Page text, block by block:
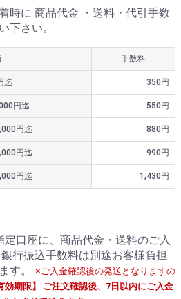
時に 商品代金 ・送料・代引手数
下さい。
手数料
迄 350円
円迄 550円
円迄 880円
円迄 990円
円迄 1,430円
定口座に、商品代金・送料のご入
行振込手数料は別途お客様負担
す。
※ご入金確認後の発送となりますの
効期限】 ご注文確認後、7日以内にご入金